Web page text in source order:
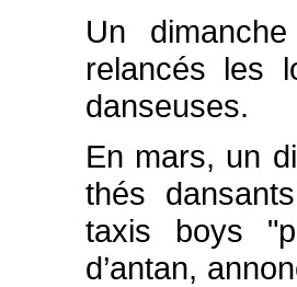
Un
relancés les
danseuses.
En mars, un
thés
taxis boys
d’antan,